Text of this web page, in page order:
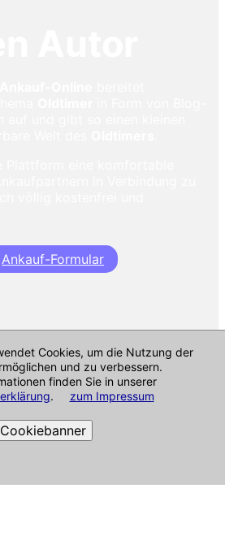
Cookies, um die Nutzung der
und zu verbessern.
finden Sie in unserer
. zum Impressum
Cookiebanner
Ankauf-Formular